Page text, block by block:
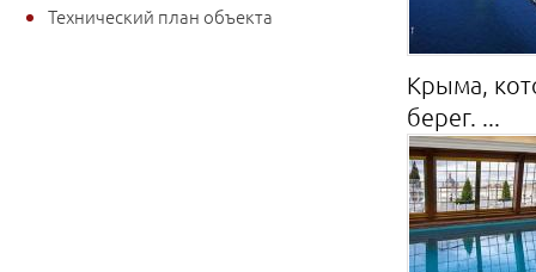
Технический план объекта
Крыма,
берег. ...